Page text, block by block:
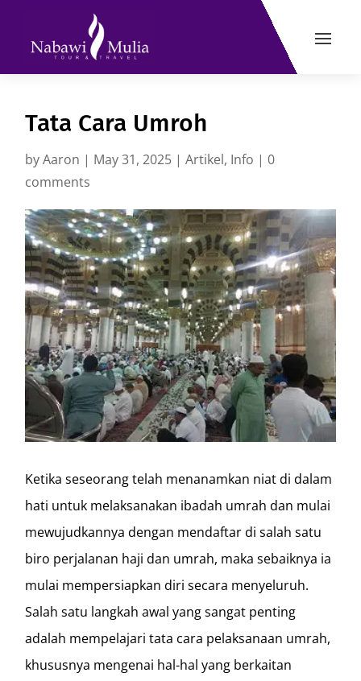
Tata Cara Umroh
byAaron | May 31, 2025 |Artikel, Info |0
comments
Ketika seseorang telah menanamkan niat di dalam
hati untuk melaksanakan ibadah umrah dan mulai
mewujudkannya dengan mendaftar di salah satu
biro perjalanan haji dan umrah, maka sebaiknya ia
mulai mempersiapkan diri secara menyeluruh.
Salah satu langkah awal yang sangat penting
adalah mempelajari tata cara pelaksanaan umrah,
khususnya mengenai hal-hal yang berkaitan